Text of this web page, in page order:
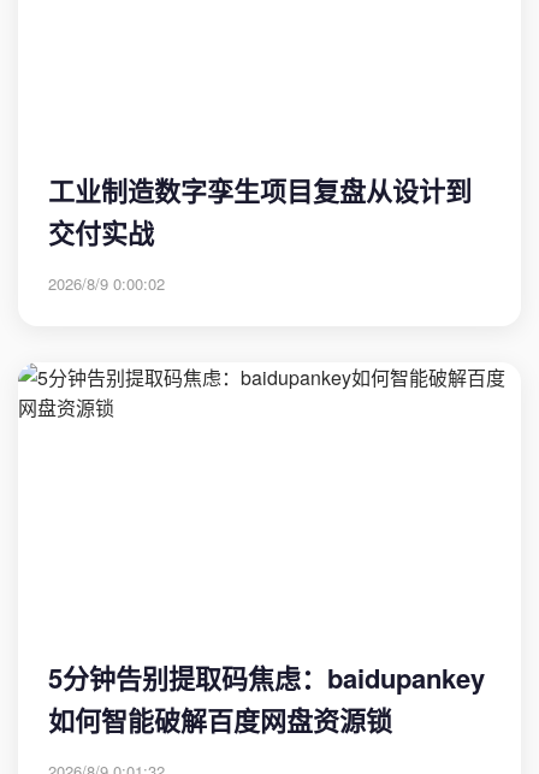
工业制造数字孪生项目复盘从设计到
交付实战
2026/8/9 0:00:02
5分钟告别提取码焦虑：baidupankey
如何智能破解百度网盘资源锁